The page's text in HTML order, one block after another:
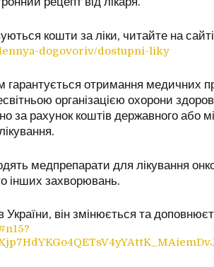
кошти за ліки, читайте на
dogovoriv/dostupni-liky
отримання медичних
організацією охорони
за рахунок коштів державного або
медпрепарати для лікування
інших захворювань.
України, він змінюється та